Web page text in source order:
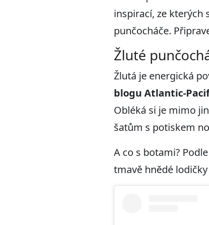
inspirací, ze kterých
punčocháče.
Žluté
Žlutá je energická
blogu Atlantic-
Obléká si je mimo
šatům s potiskem
A co s botami?
tmavě hnědé